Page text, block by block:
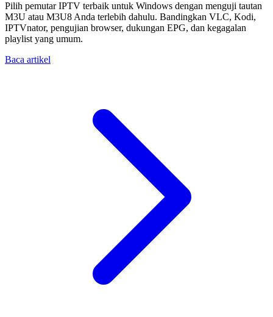
Pilih pemutar IPTV terbaik untuk Windows dengan menguji tautan
M3U atau M3U8 Anda terlebih dahulu. Bandingkan VLC, Kodi,
IPTVnator, pengujian browser, dukungan EPG, dan kegagalan
playlist yang umum.
Baca artikel